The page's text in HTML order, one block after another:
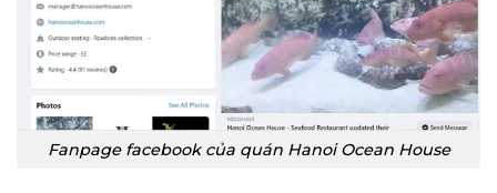
Fanpage facebook của quán Hanoi Ocean House